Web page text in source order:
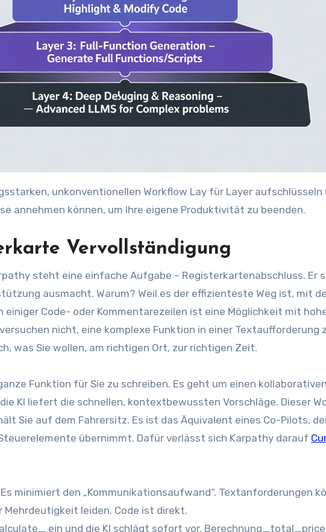
unkonventionellen Workflow Lay für Layer aufschlüsseln
annehmen können, um Ihre eigene Produktivität zu beenden.
Vervollständigung
steht eine einfache Aufgabe – Registerkartenabschluss. Er
ausmacht. Warum? Weil es der effizienteste Weg ist, mit
einiger Code- oder Kommentarezeilen ist eine Möglichkeit mit
nicht, eine komplexe Funktion in einer Textaufforderung
was Sie wollen, am richtigen Ort, zur richtigen Zeit.
Funktion für Sie zu schreiben. Es geht um einen
KI liefert die schnellen, kontextbewussten Vorschläge. Dieser
Sie auf dem Fahrersitz. Es ist das Äquivalent eines Co-Pilots,
übernimmt. Dafür verlässt sich Karpathy darauf
Es minimiert den „Kommunikationsaufwand“. Textanforderungen
leiden. Code ist direkt.
ein und die KI schlägt sofort vor,